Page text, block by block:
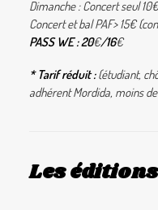
Dimanche : Concert seul
Concert et bal PAF> 15€
PASS WE : 20€/16€
* Tarif réduit :(étudiant,
adhérent Mordida, moins
Les